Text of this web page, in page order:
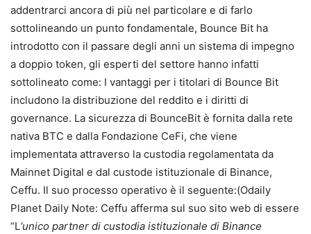
addentrarci ancora di più nel particolare e di farlo
sottolineando un punto fondamentale, Bounce Bit ha
introdotto con il passare degli anni un sistema di impegno
a doppio token, gli esperti del settore hanno infatti
sottolineato come: I vantaggi per i titolari di Bounce Bit
includono la distribuzione del reddito e i diritti di
governance. La sicurezza di BounceBit è fornita dalla rete
nativa BTC e dalla Fondazione CeFi, che viene
implementata attraverso la custodia regolamentata da
Mainnet Digital e dal custode istituzionale di Binance,
Ceffu. Il suo processo operativo è il seguente:(Odaily
Planet Daily Note: Ceffu afferma sul suo sito web di essere
“L‘unico partner di custodia istituzionale di Binance